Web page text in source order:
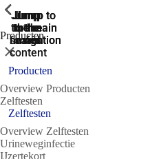
Jump
to the
search
Jump to
the main
navigation
Jump to
the main
navigation
Jump
to the
main
content
Jump
to the
footer
Producten
ShowPrevious
Sluit
Producten
Overview Producten
Zelftesten
ShowPrevious
Zelftesten
Overview Zelftesten
Urineweginfectie
IJzertekort
ShowPrevious
ShowPrevious
ShowPrevious
ShowPrevious
ShowPrevious
ShowPrevious
ShowPrevious